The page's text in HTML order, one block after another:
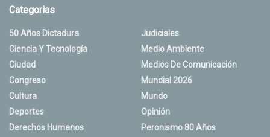
Categorias
50 Años Dictadura
Ciencia Y Tecnología
Ciudad
Congreso
Cultura
Deportes
Derechos Humanos
Judiciales
Medio Ambiente
Medios De Comunicación
Mundial 2026
Mundo
Opinión
Peronismo 80 Años